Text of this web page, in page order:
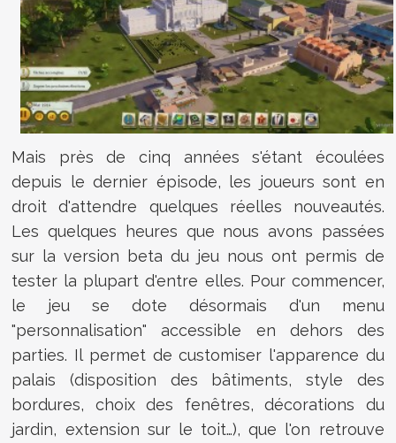
Mais près de cinq années s'étant écoulées
depuis le dernier épisode, les joueurs sont en
droit d'attendre quelques réelles nouveautés.
Les quelques heures que nous avons passées
sur la version beta du jeu nous ont permis de
tester la plupart d'entre elles. Pour commencer,
le jeu se dote désormais d'un menu
"personnalisation" accessible en dehors des
parties. Il permet de customiser l'apparence du
palais (disposition des bâtiments, style des
bordures, choix des fenêtres, décorations du
jardin, extension sur le toit…), que l'on retrouve